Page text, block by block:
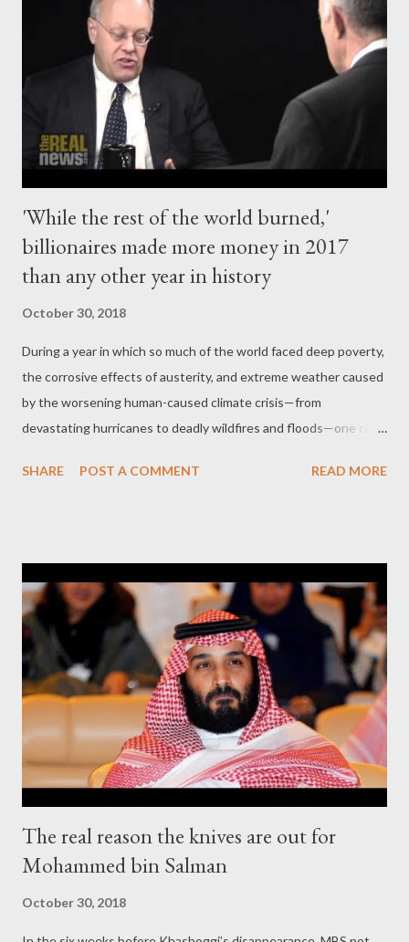
μεγαλονήσου, δημιούργησαν εμφυλιοπολεμικές καταστάσεις
ρίχνοντας το ηθικό των αμυνόμενων, και παρείχαν την αφορμή
και τη δικαιολογία που αναζητούσε επί χρόνια η Τουρκία για να
εισβάλει στην Κύπρο. Η Χούντα των Συνταγματαρχών, αφού
διέπραξε στις 21 Απριλίου 1967 το ύψιστο έγκλημα της εσχάτης
προδοσίας, καταλύοντας το δημοκρατικό πολίτευμα στην
Ελλάδα και κ...
'While the rest of the world burned,'
billionaires made more money in 2017
than any other year in history
October 30, 2018
During a year in which so much of the world faced deep poverty,
the corrosive effects of austerity, and extreme weather caused
by the worsening human-caused climate crisis—from
devastating hurricanes to deadly wildfires and floods—one class
in recorded history: the world's billionaires. According to the
combined wealth to $8.9 trillion. " The past 30 years have seen
far greater wealth creation than the Gilded Age, " the UBS
report notes. " That period bred generations of families in the
U.S. and Europe who went on to influence business, banking,
politics, philanthropy, and the arts for more than 100 years. "
UBS estimates that the world now has a total of 2,158
billionaires, with 179 bil...
SHARE POST A COMMENT READ MORE
The real reason the knives are out for
Mohammed bin Salman
October 30, 2018